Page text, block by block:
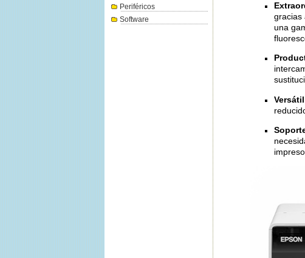
Periféricos
Software
gracias
una